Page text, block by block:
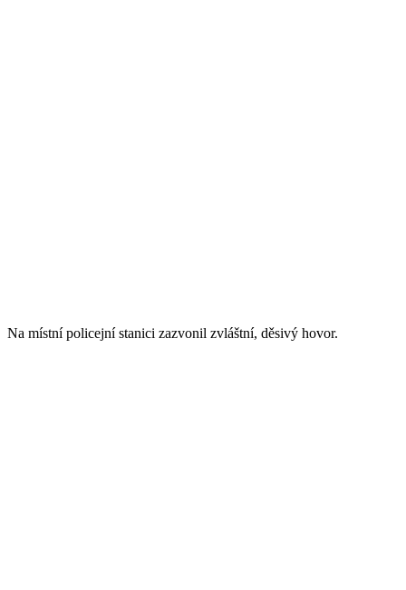
Na místní policejní stanici zazvonil zvláštní, děsivý hovor.